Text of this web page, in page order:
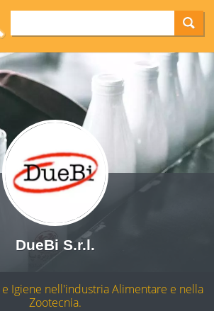
DueBi S.r.l.
Igiene nell'industria Alimentare e nella
Zootecnia.